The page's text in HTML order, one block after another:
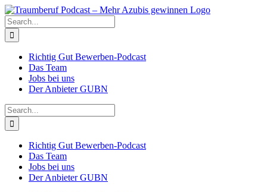
Skip
to
content
Search
for:
Richtig Gut Bewerben-Podcast
Das Team
Jobs bei uns
Der Anbieter GUBN
Search
for:
Richtig Gut Bewerben-Podcast
Das Team
Jobs bei uns
Der Anbieter GUBN